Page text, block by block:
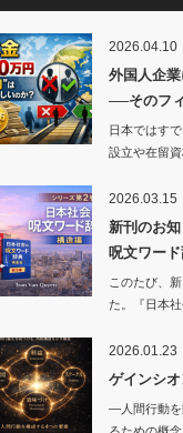
2026.04.10
外国人企
──そのフ
日本ではす
設立や在留
2026.03.15
新刊のお
呪文ワー
このたび、
た。『日本
2026.01.23
ゲインシ
―人間行動を